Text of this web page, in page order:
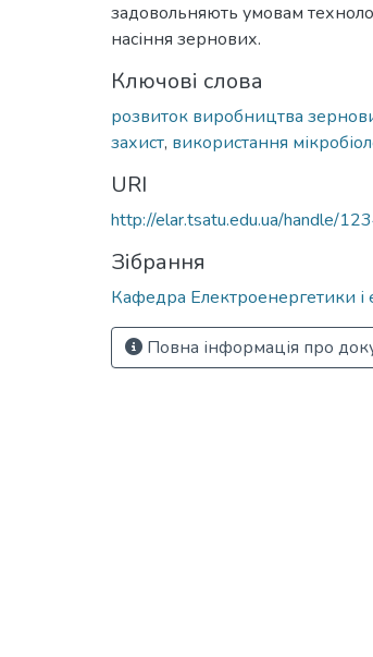
задовольняють умовам
насіння зернових.
Ключові слова
розвиток виробництва
захист, використання
URI
http://elar.tsatu.edu.ua/handle/
Зібрання
Кафедра Електроенергетики і
Повна інформація про